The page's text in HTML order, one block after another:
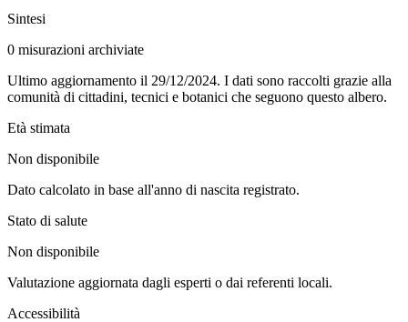
Sintesi
0 misurazioni archiviate
Ultimo aggiornamento il 29/12/2024. I dati sono raccolti grazie alla
comunità di cittadini, tecnici e botanici che seguono questo albero.
Età stimata
Non disponibile
Dato calcolato in base all'anno di nascita registrato.
Stato di salute
Non disponibile
Valutazione aggiornata dagli esperti o dai referenti locali.
Accessibilità